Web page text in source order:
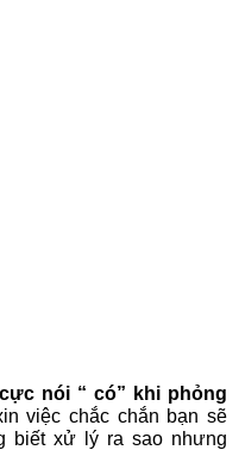
nói “ có” khi phỏng
việc chắc chắn bạn sẽ
biết xử lý ra sao nhưng